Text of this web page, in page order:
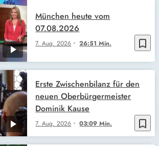
bookmark_border
7. Aug. 2026 26:51 Min.
München heute vom
07.08.2026
bookmark_border
7. Aug. 2026 03:09 Min.
Erste Zwischenbilanz für den
neuen Oberbürgermeister
Dominik Kause